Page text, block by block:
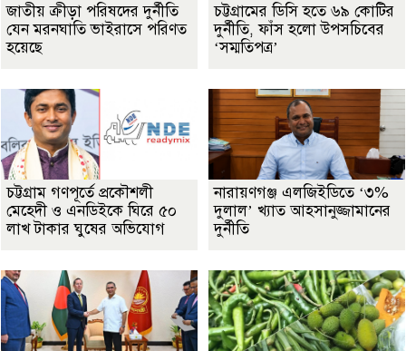
জাতীয় ক্রীড়া পরিষদের দুর্নীতি
যেন মরনঘাতি ভাইরাসে পরিণত
হয়েছে
চট্টগ্রামের ডিসি হতে ৬৯ কোটির
দুর্নীতি, ফাঁস হলো উপসচিবের
‘সম্মতিপত্র’
চট্টগ্রাম গণপূর্তে প্রকৌশলী
মেহেদী ও এনডিইকে ঘিরে ৫০
লাখ টাকার ঘুষের অভিযোগ
নারায়ণগঞ্জ এলজিইডিতে ‘৩%
দুলাল’ খ্যাত আহসানুজ্জামানের
দুর্নীতি